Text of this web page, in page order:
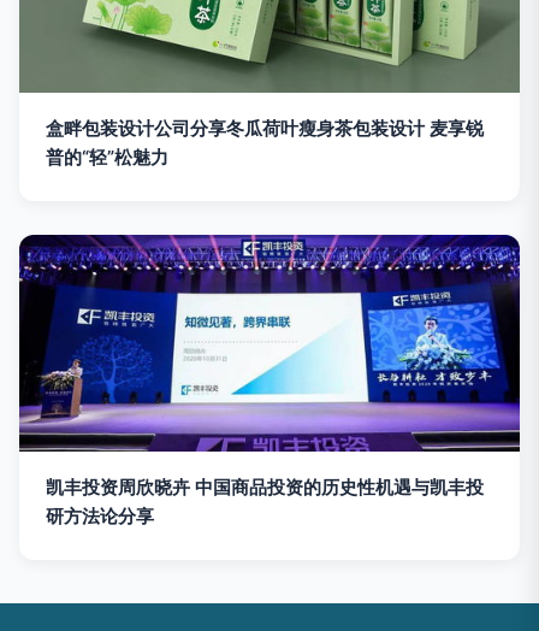
盒畔包装设计公司分享冬瓜荷叶瘦身茶包装设计 麦享锐
普的“轻”松魅力
凯丰投资周欣晓卉 中国商品投资的历史性机遇与凯丰投
研方法论分享